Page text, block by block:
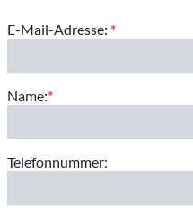
E-Mail-Adresse: *
Name:*
Telefonnummer: